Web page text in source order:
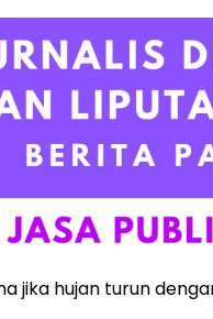
jika hujan turun